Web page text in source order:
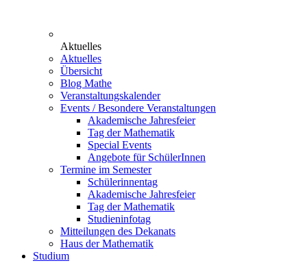
Aktuelles
Aktuelles
Übersicht
Blog Mathe
Veranstaltungskalender
Events / Besondere Veranstaltungen
Akademische Jahresfeier
Tag der Mathematik
Special Events
Angebote für SchülerInnen
Termine im Semester
Schülerinnentag
Akademische Jahresfeier
Tag der Mathematik
Studieninfotag
Mitteilungen des Dekanats
Haus der Mathematik
Studium